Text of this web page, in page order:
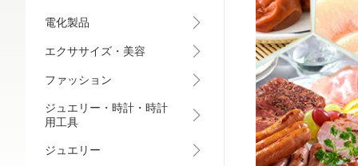
電化製品
エクササイズ・美容
ファッション
ジュエリー・時計・時計
用工具
ジュエリー